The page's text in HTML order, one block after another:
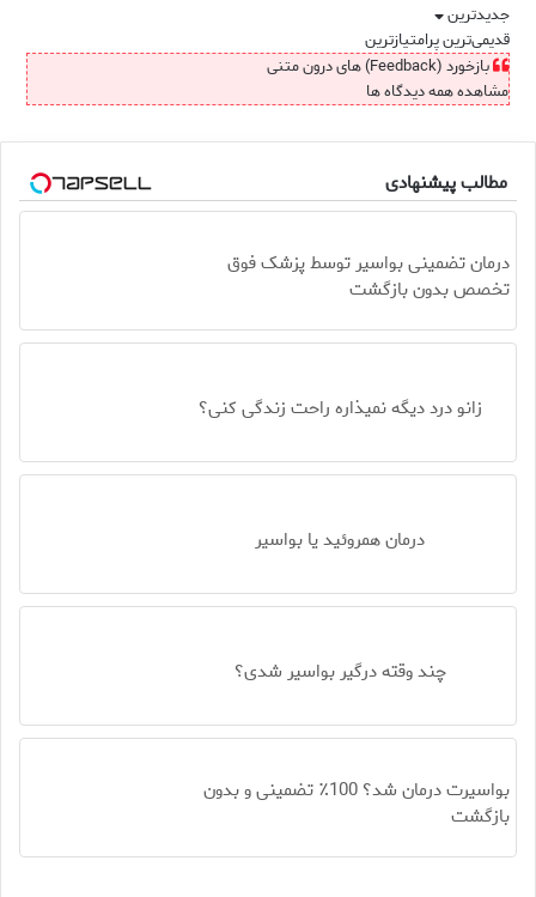
جدیدترین
قدیمی‌ترینپرامتیازترین
بازخورد (Feedback) های درون متنی
مشاهده همه دیدگاه ها
مطالب پیشنهادی
درمان تضمینی بواسیر توسط پزشک فوق
تخصص بدون بازگشت
زانو درد دیگه نمیذاره راحت زندگی کنی؟
درمان همروئید یا بواسیر
چند وقته درگیر بواسیر شدی؟
بواسیرت درمان شد؟ 100٪ تضمینی و بدون
بازگشت